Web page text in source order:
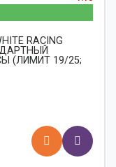
RACING
(ЛИМИТ 19/25;